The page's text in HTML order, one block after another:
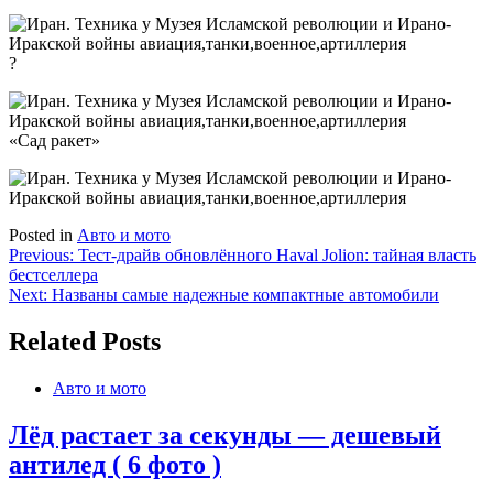
?
«Сад ракет»
Posted in Авто и мото
Навигация
по
Previous: Тест-драйв обновлённого Haval Jolion: тайная власть
бестселлера
Next: Названы самые надежные компактные автомобили
Related Posts
Авто и мото
Лёд растает за секунды — дешевый
антилед ( 6 фото )